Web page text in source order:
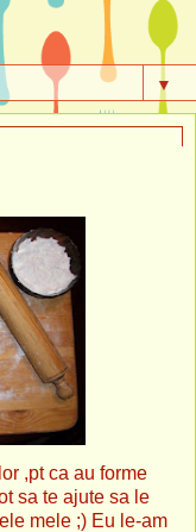
▼
,pt ca au forme
sa te ajute sa le
mele ;) Eu le-am